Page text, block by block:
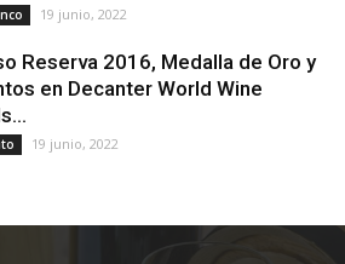
19 junio, 2022
Reserva 2016, Medalla de Oro y
en Decanter World Wine
19 junio, 2022